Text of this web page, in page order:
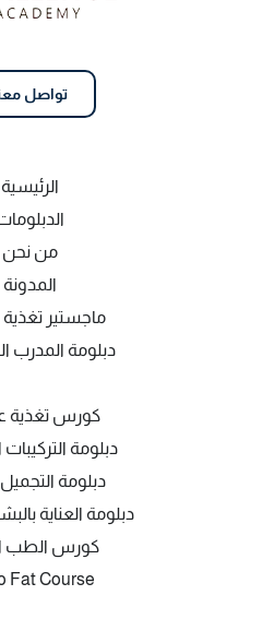
تواصل
الرئيسية
من نحن
المدونة
ماجستير تغذية
دبلومة
كورس تغذية
دبلومة التركيبات
دبلومة التجميل
دبلومة العناية
كورس الطب
Fat Course